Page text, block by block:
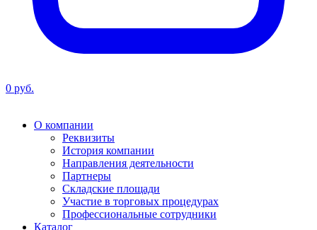
0 руб.
О компании
Реквизиты
История компании
Направления деятельности
Партнеры
Складские площади
Участие в торговых процедурах
Профессиональные сотрудники
Каталог